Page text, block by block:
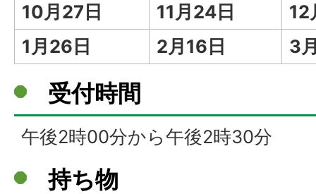
10月27日
11月24日
12
1月26日
2月16日 3
受付時間
午後2時00分から午後2時30分
持ち物